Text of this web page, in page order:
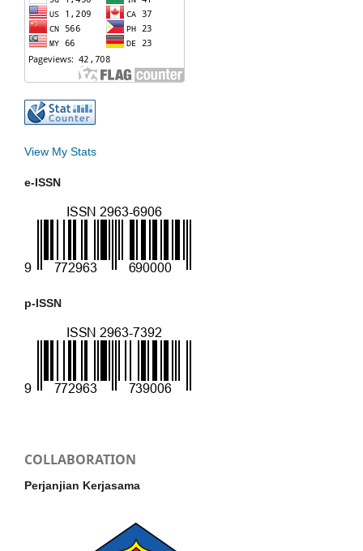
View My Stats
e-ISSN
p-ISSN
COLLABORATION
Perjanjian Kerjasama